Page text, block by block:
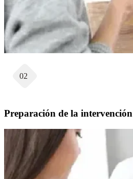
02
Preparación de la intervención